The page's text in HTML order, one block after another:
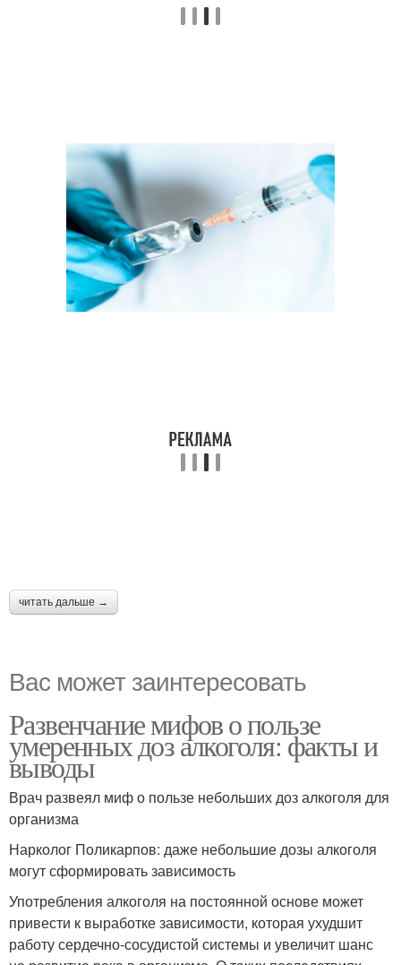
читать дальше →
Вас может заинтересовать
Развенчание мифов о пользе
умеренных доз алкоголя: факты и
выводы
Врач развеял миф о пользе небольших доз алкоголя для
организма
Нарколог Поликарпов: даже небольшие дозы алкоголя
могут сформировать зависимость
Употребления алкоголя на постоянной основе может
привести к выработке зависимости, которая ухудшит
работу сердечно-сосудистой системы и увеличит шанс